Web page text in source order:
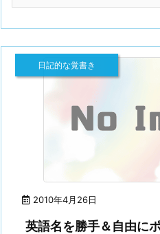
2010年4月26日
日記的な覚書き
英語名を勝手＆自由に